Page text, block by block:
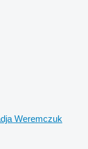
Weremczuk